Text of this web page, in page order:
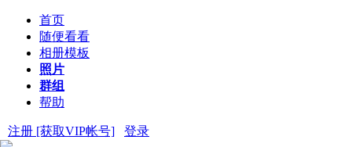
首页
随便看看
相册模板
照片
群组
帮助
注册 [获取VIP帐号] 登录